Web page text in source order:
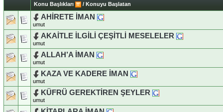
Konu Başlıkları / Konuyu Başlatan
AHİRETE İMAN
umut
AKAİTLE İLGİLİ ÇEŞİTLİ MESELELER
umut
ALLAH’A İMAN
umut
KAZA VE KADERE İMAN
umut
KÜFRÜ GEREKTİREN ŞEYLER
umut